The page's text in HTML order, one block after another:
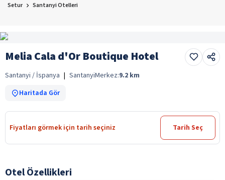
Setur Santanyi Otelleri
Melia Cala d'Or Boutique Hotel
Santanyi / İspanya | SantanyiMerkez:9.2 km
Haritada Gör
Fiyatları görmek için tarih seçiniz Tarih Seç
Otel Özellikleri